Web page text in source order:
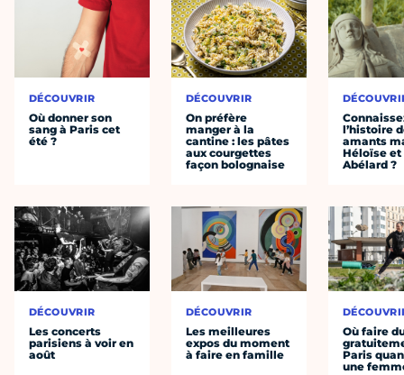
DÉCOUVRIR
Où donner son
sang à Paris cet
été ?
DÉCOUVRIR
Les concerts
parisiens à voir en
août
DÉCOUVRIR
On préfère
manger à la
cantine : les pâtes
aux courgettes
façon bolognaise
DÉCOUVRIR
Les meilleures
expos du moment
à faire en famille
l’histoire
amants
Héloïse et
Abélard ?
Où faire
Paris
une